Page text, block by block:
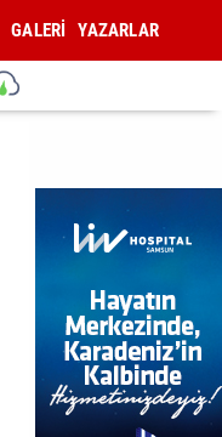
GALERİ YAZARLAR